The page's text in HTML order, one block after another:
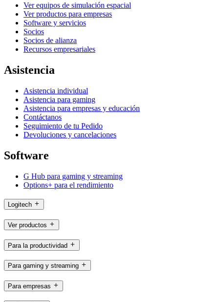
Ver equipos de simulación espacial
Ver productos para empresas
Software y servicios
Socios
Socios de alianza
Recursos empresariales
Asistencia
Asistencia individual
Asistencia para gaming
Asistencia para empresas y educación
Contáctanos
Seguimiento de tu Pedido
Devoluciones y cancelaciones
Software
G Hub para gaming y streaming
Options+ para el rendimiento
Logitech
Ver productos
Para la productividad
Para gaming y streaming
Para empresas